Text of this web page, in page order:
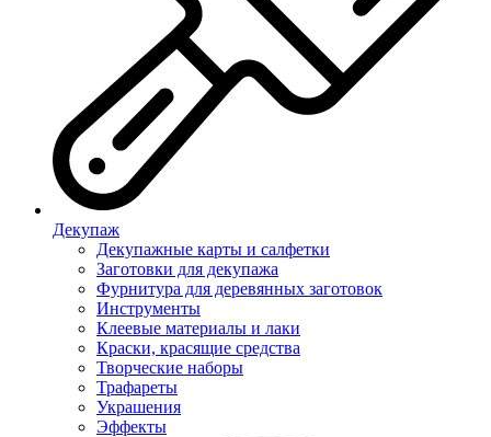
Декупаж
Декупажные карты и салфетки
Заготовки для декупажа
Фурнитура для деревянных заготовок
Инструменты
Клеевые материалы и лаки
Краски, красящие средства
Творческие наборы
Трафареты
Украшения
Эффекты